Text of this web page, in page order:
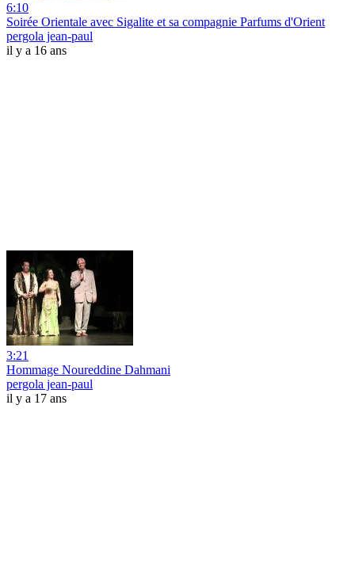
6:10
Soirée Orientale avec Sigalite et sa compagnie Parfums d'Orient
pergola jean-paul
il y a 16 ans
3:21
Hommage Noureddine Dahmani
pergola jean-paul
il y a 17 ans